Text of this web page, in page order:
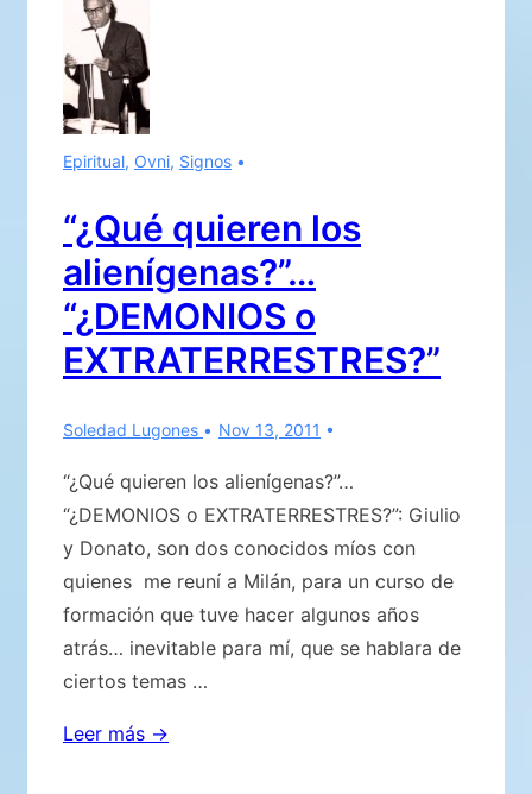
DOCTRINA
Epiritual, Ovni, Signos
“¿Qué quieren los
alienígenas?”…
“¿DEMONIOS o
EXTRATERRESTRES?”
Soledad Lugones Nov 13, 2011
“¿Qué quieren los alienígenas?”…
“¿DEMONIOS o EXTRATERRESTRES?”: Giulio
y Donato, son dos conocidos míos con
quienes me reuní a Milán, para un curso de
formación que tuve hacer algunos años
atrás… inevitable para mí, que se hablara de
ciertos temas …
“¿Qué
Leer más →